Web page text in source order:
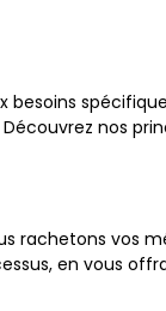
nos
rachetons vos
en vous